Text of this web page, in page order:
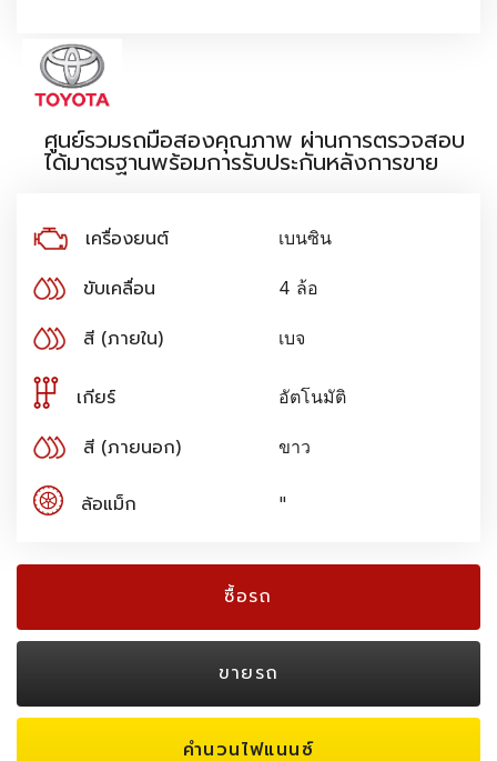
ศูนย์รวมรถมือสองคุณภาพ ผ่านการตรวจสอบ
ได้มาตรฐานพร้อมการรับประกันหลังการขาย
เครื่องยนต์ เบนซิน
ขับเคลื่อน 4 ล้อ
สี (ภายใน) เบจ
เกียร์ อัตโนมัติ
สี (ภายนอก) ขาว
ล้อแม็ก "
ซื้อรถ
ขายรถ
คำนวนไฟแนนซ์